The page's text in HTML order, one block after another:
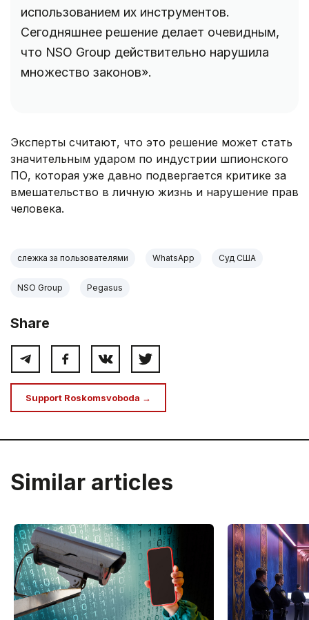
использованием их инструментов.
Сегодняшнее решение делает очевидным,
что NSO Group действительно нарушила
множество законов».
Эксперты считают, что это решение может стать
значительным ударом по индустрии шпионского
ПО, которая уже давно подвергается критике за
вмешательство в личную жизнь и нарушение прав
человека.
слежка за пользователями WhatsApp Суд США
NSO Group Pegasus
Share
Support Roskomsvoboda →
Similar articles